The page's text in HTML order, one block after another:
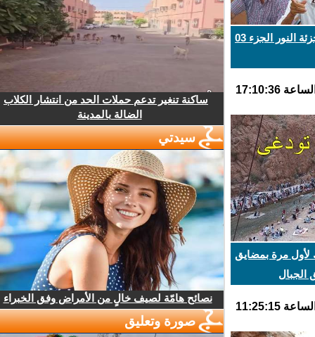
الجزء 03
مرة بمضايق
ساكنة تنغير تدعم حملات الحد من انتشار الكلاب
الضالة بالمدينة
سيدتي
نصائح هامّة لصيف خالٍ من الأمراض وفق الخبراء
صورة وتعليق